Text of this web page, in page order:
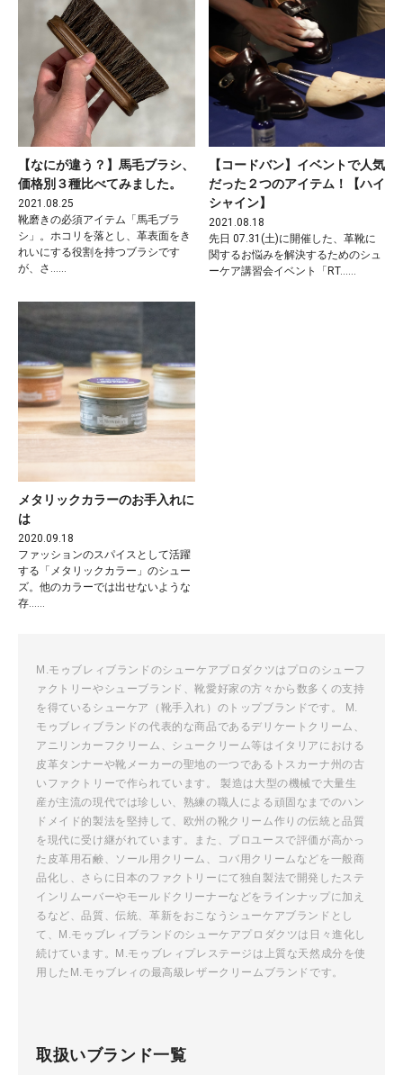
【なにが違う？】馬毛ブラシ、
価格別３種比べてみました。
2021.08.25
靴磨きの必須アイテム「馬毛ブラ
シ」。ホコリを落とし、革表面をき
れいにする役割を持つブラシです
が、さ……
【コードバン】イベントで人気
だった２つのアイテム！【ハイ
シャイン】
2021.08.18
先日 07.31(土)に開催した、革靴に
関するお悩みを解決するためのシュ
ーケア講習会イベント「RT……
メタリックカラーのお手入れに
は
2020.09.18
ファッションのスパイスとして活躍
する「メタリックカラー」のシュー
ズ。他のカラーでは出せないような
存……
M.モゥブレィブランドのシューケアプロダクツはプロのシューフ
ァクトリーやシューブランド、靴愛好家の方々から数多くの支持
を得ているシューケア（靴手入れ）のトップブランドです。 M.
モゥブレィブランドの代表的な商品であるデリケートクリーム、
アニリンカーフクリーム、シュークリーム等はイタリアにおける
皮革タンナーや靴メーカーの聖地の一つであるトスカーナ州の古
いファクトリーで作られています。 製造は大型の機械で大量生
産が主流の現代では珍しい、熟練の職人による頑固なまでのハン
ドメイド的製法を堅持して、欧州の靴クリーム作りの伝統と品質
を現代に受け継がれています。また、プロユースで評価が高かっ
た皮革用石鹸、ソール用クリーム、コバ用クリームなどを一般商
品化し、さらに日本のファクトリーにて独自製法で開発したステ
インリムーバーやモールドクリーナーなどをラインナップに加え
るなど、品質、伝統、革新をおこなうシューケアブランドとし
て、M.モゥブレィブランドのシューケアプロダクツは日々進化し
続けています。M.モゥブレィプレステージは上質な天然成分を使
用したM.モゥブレィの最高級レザークリームブランドです。
取扱いブランド一覧